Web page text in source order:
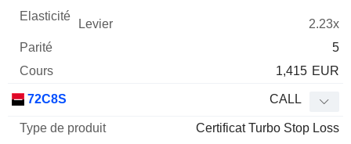
2.23x
5
1,415 EUR
72C8S CALL
Certificat Turbo Stop Loss